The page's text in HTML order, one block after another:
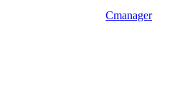
Cmanager